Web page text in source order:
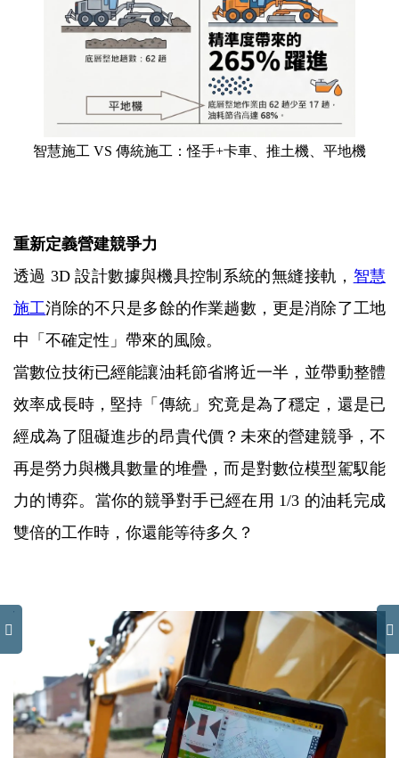
智慧施工 VS 傳統施工：怪手+卡車、推土機、平地機
重新定義營建競爭力
透過 3D 設計數據與機具控制系統的無縫接軌， 智慧
施工消除的不只是多餘的作業趟數，更是消除了工地
中「不確定性」帶來的風險。
當數位技術已經能讓油耗節省將近一半，並帶動整體
效率成長時，堅持「傳統」究竟是為了穩定，還是已
經成為了阻礙進步的昂貴代價？未來的營建競爭，不
再是勞力與機具數量的堆疊，而是對數位模型駕馭能
力的博弈。當你的競爭對手已經在用 1/3 的油耗完成
雙倍的工作時，你還能等待多久？